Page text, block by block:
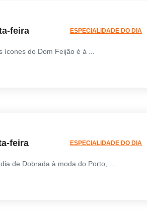
feira ESPECIALIDADE DO DIA
ícones do Dom Feijão é à ...
feira ESPECIALIDADE DO DIA
de Dobrada à moda do Porto, ...